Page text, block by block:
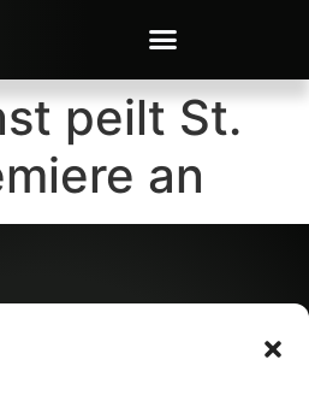
peilt St.
an